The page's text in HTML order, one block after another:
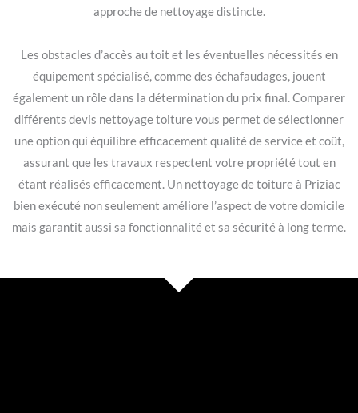
approche de nettoyage distincte.
Les obstacles d’accès au toit et les éventuelles nécessités en
équipement spécialisé, comme des échafaudages, jouent
également un rôle dans la détermination du prix final. Comparer
différents devis nettoyage toiture vous permet de sélectionner
une option qui équilibre efficacement qualité de service et coût,
assurant que les travaux respectent votre propriété tout en
étant réalisés efficacement. Un nettoyage de toiture à Priziac
bien exécuté non seulement améliore l’aspect de votre domicile
mais garantit aussi sa fonctionnalité et sa sécurité à long terme.